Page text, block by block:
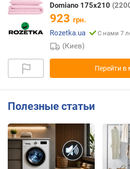
Domiano 175х210
923 грн.
Rozetka.ua
С нами 7
(Киев)
Перейти в
Полезные статьи